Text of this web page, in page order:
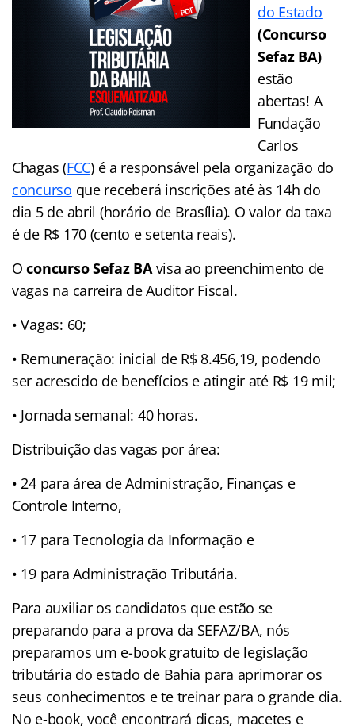
do Estado
(Concurso
Sefaz BA)
estão
abertas! A
Fundação
Carlos
Chagas (FCC) é a responsável pela organização do
concurso que receberá inscrições até às 14h do
dia 5 de abril (horário de Brasília). O valor da taxa
é de R$ 170 (cento e setenta reais).
Oconcurso Sefaz BAvisa ao preenchimento de
vagas na carreira de Auditor Fiscal.
• Vagas: 60;
• Remuneração: inicial de R$ 8.456,19, podendo
ser acrescido de benefícios e atingir até R$ 19 mil;
• Jornada semanal: 40 horas.
Distribuição das vagas por área:
• 24 para área de Administração, Finanças e
Controle Interno,
• 17 para Tecnologia da Informação e
• 19 para Administração Tributária.
Para auxiliar os candidatos que estão se
preparando para a prova da SEFAZ/BA, nós
preparamos um e-book gratuito de legislação
tributária do estado de Bahia para aprimorar os
seus conhecimentos e te treinar para o grande dia.
No e-book, você encontrará dicas, macetes e